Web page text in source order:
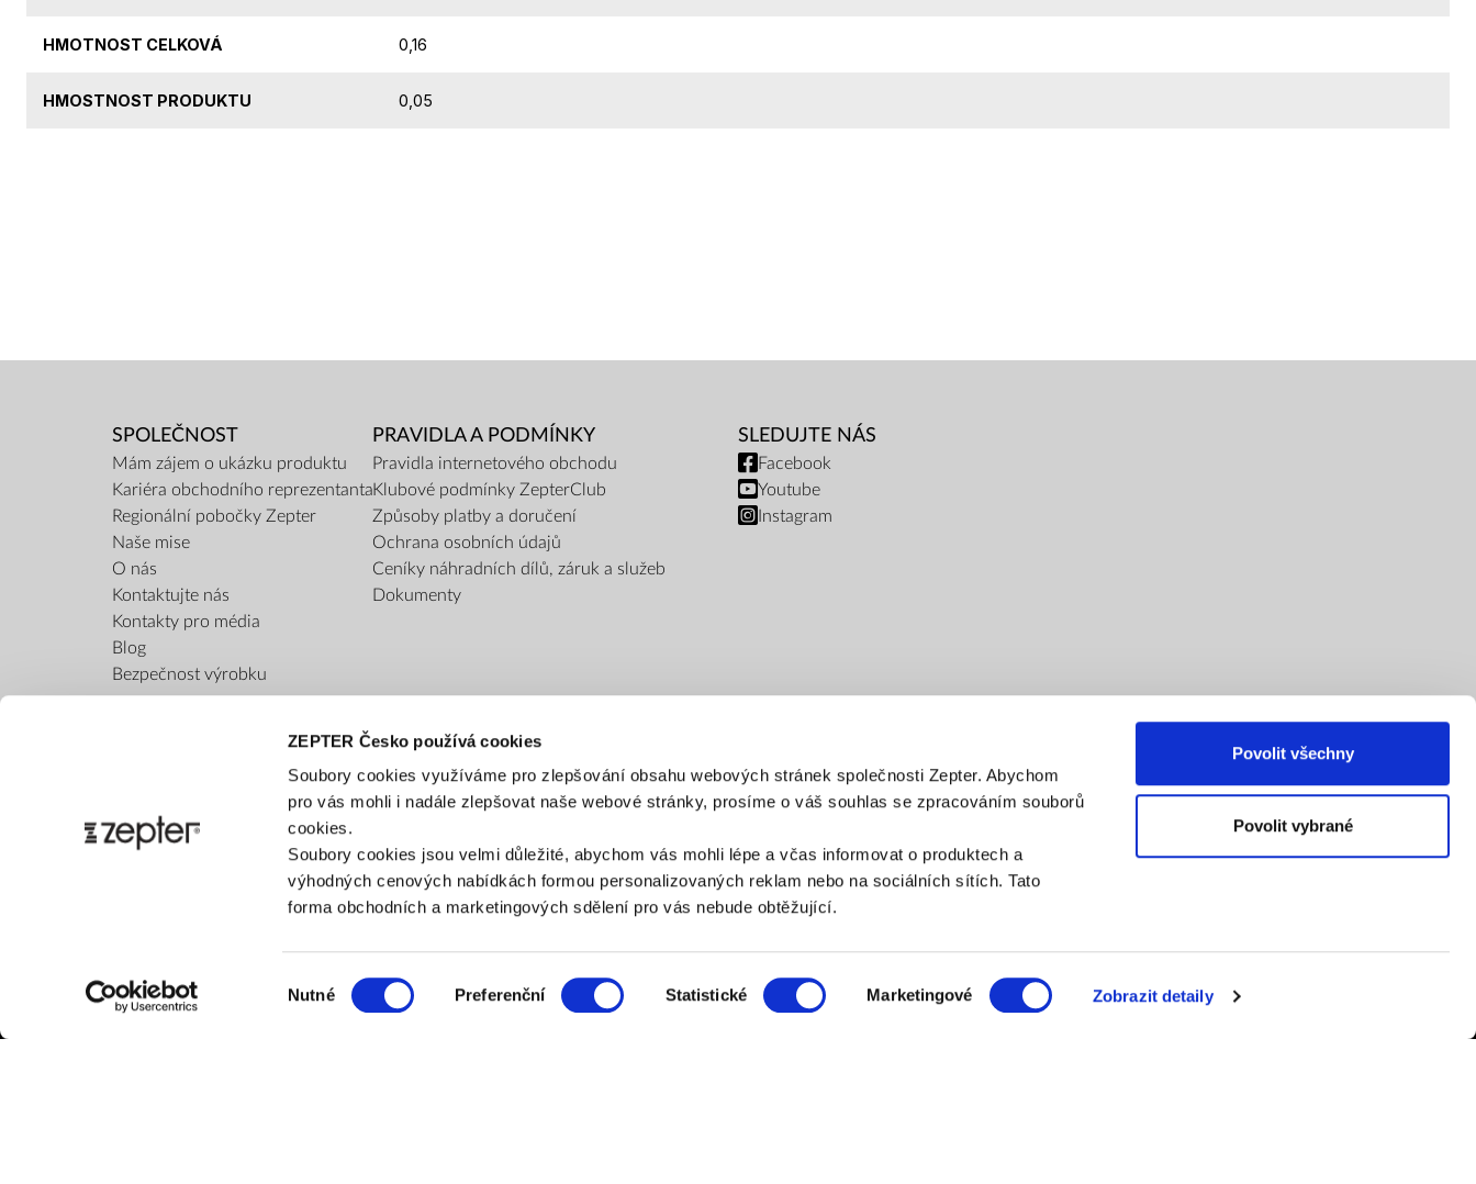
ZEPTER Česko používá cookies
Soubory cookies využíváme pro zlepšování obsahu webových stránek společnosti Zepter. Abychom
pro vás mohli i nadále zlepšovat naše webové stránky, prosíme o váš souhlas se zpracováním souborů
cookies.
Soubory cookies jsou velmi důležité, abychom vás mohli lépe a včas informovat o produktech a
výhodných cenových nabídkách formou personalizovaných reklam nebo na sociálních sítích. Tato
forma obchodních a marketingových sdělení pro vás nebude obtěžující.
souhlasu
Nutné Preferenční Statistické Marketingové Zobrazit detaily
Povolit všechny
Povolit vybrané
HMOTNOST CELKOVÁ 0,16
HMOSTNOST PRODUKTU 0,05
SPOLEČNOST
Mám zájem o ukázku produktu
Kariéra obchodního reprezentanta
Regionální pobočky Zepter
Naše mise
O nás
Kontaktujte nás
Kontakty pro média
Blog
Bezpečnost výrobku
PRAVIDLA A PODMÍNKY
Pravidla internetového obchodu
Klubové podmínky ZepterClub
Způsoby platby a doručení
Ochrana osobních údajů
Ceníky náhradních dílů, záruk a služeb
Dokumenty
SLEDUJTE NÁS
Facebook
Youtube
Instagram
Platba bankovním převodem Platba na dobírku